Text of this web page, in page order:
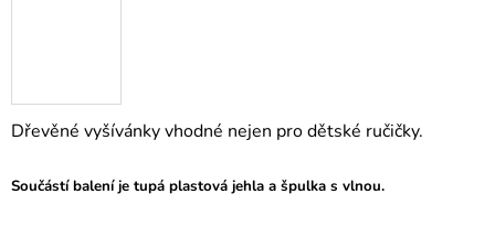
Dřevěné vyšívánky vhodné nejen pro dětské ručičky.
Součástí balení je tupá plastová jehla a špulka s vlnou.